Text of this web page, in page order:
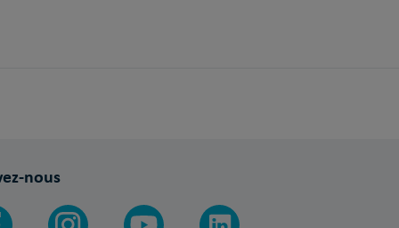
nous